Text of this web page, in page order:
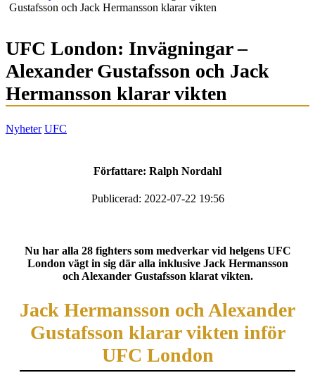
Gustafsson och Jack Hermansson klarar vikten
UFC London: Invägningar –
Alexander Gustafsson och Jack
Hermansson klarar vikten
Nyheter UFC
Författare: Ralph Nordahl
Publicerad: 2022-07-22 19:56
Nu har alla 28 fighters som medverkar vid helgens UFC
London vägt in sig där alla inklusive Jack Hermansson
och Alexander Gustafsson klarat vikten.
Jack Hermansson och Alexander
Gustafsson klarar vikten inför
UFC London